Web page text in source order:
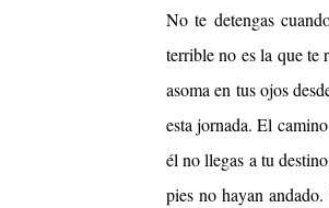
No te detengas
terrible no es la que te
asoma en tus ojos
esta jornada. El
él no llegas a tu
pies no hayan